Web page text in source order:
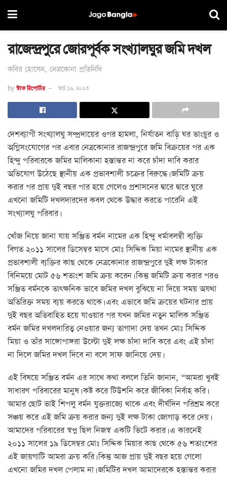
রাজেন্দ্রপুরে জোরপূর্বক সংখ্যালঘুর জমি দখল
কবির হোসেন, নেত্রকোনা প্রতিনিধি
by স্টাফ রিপোর্টার মার্চ ১৬, ২০১৩
দেশব্যাপী সংখ্যালঘু সম্প্রদায়ের ওপর হামলা, নির্যাতন বাড়ি ঘর ভাংচুর ও
অগ্নিসংযোগের পর এবার নেত্রকোনার রাজন্দ্রপুরে জমি বিক্রয়ের পর এক
হিন্দু পরিবারকে জমির মালিকানা হস্তান্তর না করে চাঁদা দাবি করার
অভিযোগ উঠেছে স্থানীয় এক প্রভাবশালী চক্রের বিরুদ্ধে। জমিটি ক্রয়
করার পর প্রায় দুই বছর পার হয়ে গেলেও প্রশাসনের দ্বারে দ্বারে ঘুরে
এখনো জমিটি দখলদারদের কবল থেকে উদ্ধার করতে পারেনি এই
সংখ্যালঘু পরিবার।
খোঁজ নিয়ে জানা যায় সঞ্জিত বর্মন নামের এক হিন্দু ধর্মাবলম্বী ব্যক্তি
বিগত ২০১১ সালের ডিসেম্বর মাসে মোঃ সিদ্দিক মিয়া নামের স্থানীয় এক
প্রভাবশালী ব্যক্তির কাছ থেকে নেত্রকোনার রাজন্দ্রপুরে দুই লক্ষ টাকার
বিনিময়ে মোট ৫৬ শতাংশ জমি ক্রয় করেন। কিন্তু জমিটি ক্রয় করার পরও
সঞ্জিত বর্মনকে তাৎক্ষনিক ভাবে জমির দখল বুঝিয়ে না দিয়ে সময় অযথা
অতিরিক্ত সময় ব্যয় করতে থাকে। এবং এভাবে জমি ক্রয়ের ঘটনার প্রায়
দুই বছর অতিবাহিত হয়ে যাওয়ার পর যখন জমির নতুন মালিক সঞ্জিত
বর্মন জমির দখলদারিত্ব নেওয়ার জন্য তাগাদা দেয় তখন মোঃ সিদ্দিক
মিয়া ও তাঁর সাঙ্গোপাঙ্গরা উল্টো দুই লক্ষ চাঁদা দাবি করে এবং এই চাঁদা
না দিলে জমির দখল দিবে না বলে সাফ জানিয়ে দেয়।
এই বিষয়ে সঞ্জিত বর্মন এর সাথে কথা বললে তিনি জানান, “আমরা খুবই
সাধারণ পরিবারের মানুষ। কষ্ট করে টিউশনি করে জীবিকা নির্বাহ করি।
আমার ছোট ভাই শিপলু বর্মন যুক্তরাজ্যে থাকে এবং দীর্ঘদিন পরিশ্রম করে
সঞ্চয় করে এই জমি ক্রয় করার জন্য দুই লক্ষ টাকা জোগাড় করে দেয়।
আমাদের পরিবারের স্বপ্ন ছিল নিজস্ব একটি ভিটে করার। এ কারনেই
২০১১ সালের ১৯ ডিসেম্বর মোঃ সিদ্দিক মিয়ার কাছ থেকে ৫৬ শতাংশের
এই জায়গাটি আমরা ক্রয় করি। কিন্তু আজ প্রায় দুই বছর হয়ে গেলো
এখনো জমির দখল পেলাম না। জমিটির দখল আমাদেরকে হস্তান্তর করার